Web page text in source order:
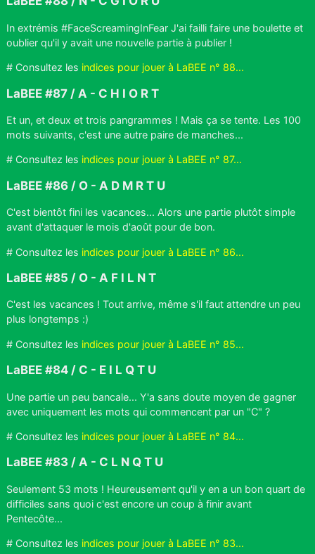
In extrémis #FaceScreamingInFear J'ai failli faire une boulette et
oublier qu'il y avait une nouvelle partie à publier !
# Consultez les indices pour jouer à LaBEE n° 88...
LaBEE #87 / A - C H I O R T
Et un, et deux et trois pangrammes ! Mais ça se tente. Les 100
mots suivants, c'est une autre paire de manches...
# Consultez les indices pour jouer à LaBEE n° 87...
LaBEE #86 / O - A D M R T U
C'est bientôt fini les vacances... Alors une partie plutôt simple
avant d'attaquer le mois d'août pour de bon.
# Consultez les indices pour jouer à LaBEE n° 86...
LaBEE #85 / O - A F I L N T
C'est les vacances ! Tout arrive, même s'il faut attendre un peu
plus longtemps :)
# Consultez les indices pour jouer à LaBEE n° 85...
LaBEE #84 / C - E I L Q T U
Une partie un peu bancale... Y'a sans doute moyen de gagner
avec uniquement les mots qui commencent par un "C" ?
# Consultez les indices pour jouer à LaBEE n° 84...
LaBEE #83 / A - C L N Q T U
Seulement 53 mots ! Heureusement qu'il y en a un bon quart de
difficiles sans quoi c'est encore un coup à finir avant
Pentecôte...
# Consultez les indices pour jouer à LaBEE n° 83...